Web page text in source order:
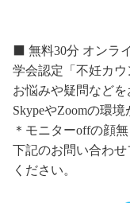
⬛️ 無料30分 オンラ
学会認定「不妊カウ
お悩みや疑問などを
SkypeやZoomの環
＊モニターoffの顔
下記のお問い合わ
ください。